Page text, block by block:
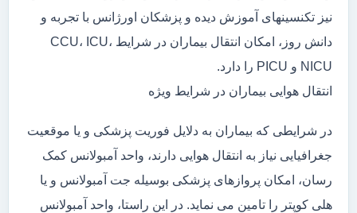
نیز تکنسینهای آموزش دیده و پزشکان اورژانس با تجربه و
دانش روز، امکان انتقال بیماران در شرایط CCU، ICU،
NICU و PICU را دارد.
انتقال هوایی بیماران در شرایط ویژه
در شرایطی که بیماران به دلایل فوریت پزشکی و یا موقعیت
جغرافیایی نیاز به انتقال هوایی دارند، واحد آمبولانس کمک
رسان، امکان پروازهای پزشکی بوسیله جت آمبولانس و یا
هلی کوپتر را تامین می نماید. در این راستا، واحد آمبولانس